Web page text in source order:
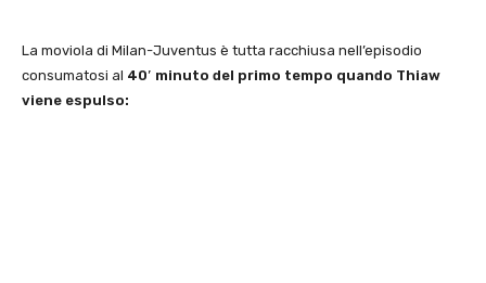
La moviola di Milan-Juventus è tutta racchiusa nell’episodio
consumatosi al 40′ minuto del primo tempo quando Thiaw
viene espulso: